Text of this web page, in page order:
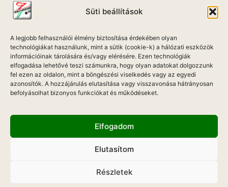
Süti beállítások
A legjobb felhasználói élmény biztosítása érdekében olyan
technológiákat használunk, mint a sütik (cookie-k) a hálózati eszközök
információinak tárolására és/vagy elérésére. Ezen technológiák
elfogadása lehetővé teszi számunkra, hogy olyan adatokat dolgozzunk
fel ezen az oldalon, mint a böngészési viselkedés vagy az egyedi
azonosítók. A hozzájárulás elutasítása vagy visszavonása hátrányosan
befolyásolhat bizonyos funkciókat és működéseket.
Elfogadom
Elutasítom
Részletek
IMPRESSZUM
ETIKAI KÓDEX
MÉDIA AJÁNLAT
ADATKEZELÉSI NYILATKOZAT
Hadd Szóljon!
Weboldal Készítés: ONMEDIAWEB